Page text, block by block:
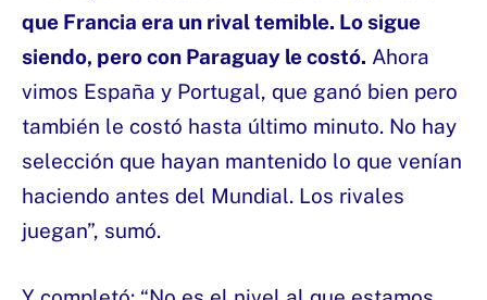
que Francia era un rival temible. Lo sigue
siendo, pero con Paraguay le costó. Ahora
vimos España y Portugal, que ganó bien pero
también le costó hasta último minuto. No hay
selección que hayan mantenido lo que venían
haciendo antes del Mundial. Los rivales
juegan”, sumó.